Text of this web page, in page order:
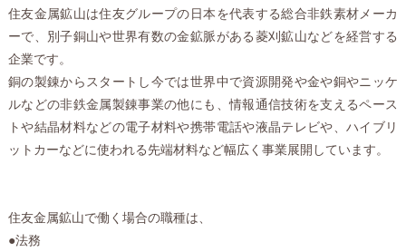
住友金属鉱山は住友グループの日本を代表する総合非鉄素材メーカ
ーで、別子銅山や世界有数の金鉱脈がある菱刈鉱山などを経営する
企業です。
銅の製錬からスタートし今では世界中で資源開発や金や銅やニッケ
ルなどの非鉄金属製錬事業の他にも、情報通信技術を支えるペース
トや結晶材料などの電子材料や携帯電話や液晶テレビや、ハイブリ
ットカーなどに使われる先端材料など幅広く事業展開しています。
住友金属鉱山で働く場合の職種は、
●法務